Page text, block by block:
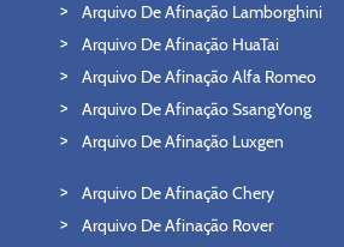
Arquivo De Afinação Lamborghini
Arquivo De Afinação HuaTai
Arquivo De Afinação Alfa Romeo
Arquivo De Afinação SsangYong
Arquivo De Afinação Luxgen
Arquivo De Afinação Chery
Arquivo De Afinação Rover